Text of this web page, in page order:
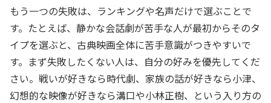
もう一つの失敗は、ランキングや名声だけで選ぶことで
す。たとえば、静かな会話劇が苦手な人が最初からそのタ
イプを選ぶと、古典映画全体に苦手意識がつきやすいで
す。まず失敗したくない人は、自分の好みを優先してくだ
さい。戦いが好きなら時代劇、家族の話が好きなら小津、
幻想的な映像が好きなら溝口や小林正樹、という入り方の